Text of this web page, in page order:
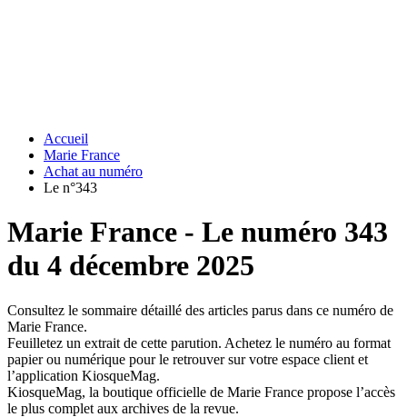
Accueil
Marie France
Achat au numéro
Le n°343
Marie France - Le numéro 343
du 4 décembre 2025
Consultez le sommaire détaillé des articles parus dans ce numéro de
Marie France.
Feuilletez un extrait de cette parution. Achetez le numéro au format
papier ou numérique pour le retrouver sur votre espace client et
l’application KiosqueMag.
KiosqueMag, la boutique officielle de Marie France propose l’accès
le plus complet aux archives de la revue.